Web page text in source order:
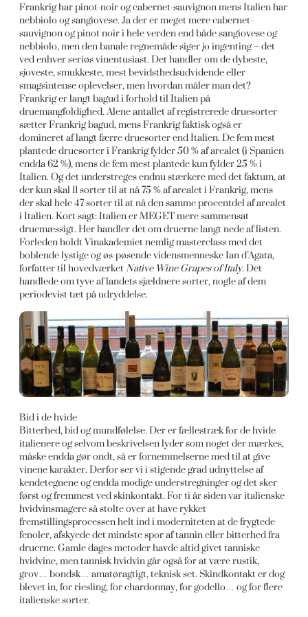
Frankrig har pinot-noir og cabernet-sauvignon mens Italien har
nebbiolo og sangiovese. Ja der er meget mere cabernet-
sauvignon og pinot noir i hele verden end både sangiovese og
nebbiolo, men den banale regnemåde siger jo ingenting – det
ved enhver seriøs vinentusiast. Det handler om de dybeste,
sjoveste, smukkeste, mest bevidsthedsudvidende eller
smagsintense oplevelser, men hvordan måler man det?
Frankrig er langt bagud i forhold til Italien på
druemangfoldighed. Alene antallet af registrerede druesorter
sætter Frankrig bagud, mens Frankrig faktisk også er
domineret af langt færre druesorter end Italien. De fem mest
plantede druesorter i Frankrig fylder 50 % af arealet (i Spanien
endda 62 %), mens de fem mest plantede kun fylder 25 % i
Italien. Og det understreges endnu stærkere med det faktum, at
der kun skal 11 sorter til at nå 75 % af arealet i Frankrig, mens
der skal hele 47 sorter til at nå den samme procentdel af arealet
i Italien. Kort sagt: Italien er MEGET mere sammensat
druemæssigt. Her handler det om druerne langt nede af listen.
Forleden holdt Vinakademiet nemlig masterclass med det
boblende lystige og øs-pøsende vidensmenneske Ian d’Agata,
forfatter til hovedværketNative Wine Grapes of Italy. Det
handlede om tyve af landets sjældnere sorter, nogle af dem
periodevist tæt på udryddelse.
Bid i de hvide
Bitterhed, bid og mundfølelse. Der er fællestræk for de hvide
italienere og selvom beskrivelsen lyder som noget der mærkes,
måske endda gør ondt, så er fornemmelserne med til at give
vinene karakter. Derfor ser vi i stigende grad udnyttelse af
kendetegnene og endda modige understregninger og det sker
først og fremmest ved skinkontakt. For ti år siden var italienske
hvidvinsmagere så stolte over at have rykket
fremstillingsprocessen helt ind i moderniteten at de frygtede
fenoler, afskyede det mindste spor af tannin eller bitterhed fra
druerne. Gamle dages metoder havde altid givet tanniske
hvidvine, men tannisk hvidvin går også for at være rustik,
grov… bondsk… amatøragtigt, teknisk set. Skindkontakt er dog
blevet in, for riesling, for chardonnay, for godello… og for flere
italienske sorter.